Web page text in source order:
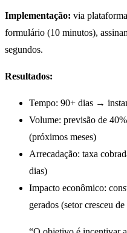
Implementação: via
formulário (10 minutos),
segundos.
Resultados:
Tempo: 90+ dias →
Volume: previsão de
(próximos meses)
Arrecadação: taxa
dias)
Impacto econômico:
gerados (setor cresceu